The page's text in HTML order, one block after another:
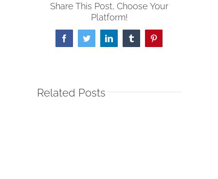
Share This Post, Choose Your
Platform!
FacebookTwitterLinkedIn Tumblr
Related Posts